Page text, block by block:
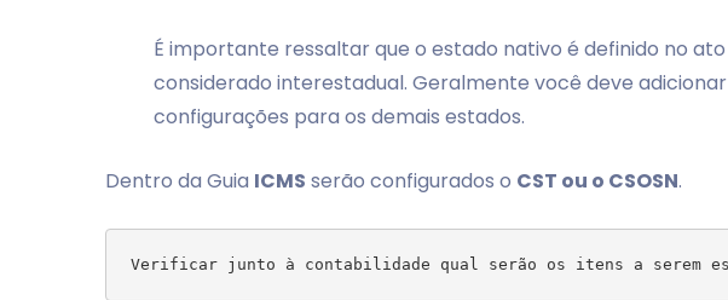
É importante ressaltar que o estado nativo é definido no
considerado interestadual. Geralmente você deve
configurações para os demais estados.
Dentro da Guia ICMS serão configurados o CST ou o CSOSN.